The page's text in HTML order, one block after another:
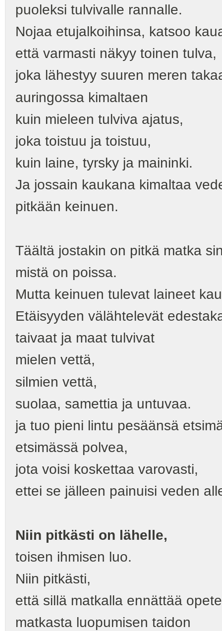
puoleksi tulvivalle rannalle.
Nojaa etujalkoihinsa, katsoo
että varmasti näkyy toinen tulva,
joka lähestyy suuren meren
auringossa kimaltaen
kuin mieleen tulviva ajatus,
joka toistuu ja toistuu,
kuin laine, tyrsky ja maininki.
Ja jossain kaukana kimaltaa
pitkään keinuen.
Täältä jostakin on pitkä matka
mistä on poissa.
Mutta keinuen tulevat laineet
Etäisyyden välähtelevät
taivaat ja maat tulvivat
mielen vettä,
silmien vettä,
suolaa, samettia ja untuvaa.
ja tuo pieni lintu pesäänsä
etsimässä polvea,
jota voisi koskettaa varovasti,
ettei se jälleen painuisi veden
Niin pitkästi on lähelle,
toisen ihmisen luo.
Niin pitkästi,
että sillä matkalla ennättää
matkasta luopumisen taidon